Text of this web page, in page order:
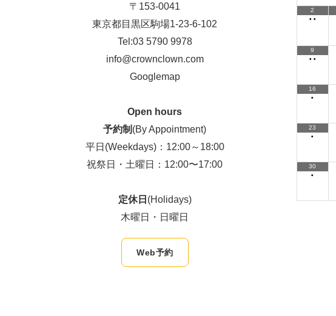
〒153-0041
東京都目黒区駒場1-23-6-102
Tel:03 5790 9978
info@crownclown.com
Googlemap
Open hours
予約制 (By Appointment)
平日(Weekdays)：12:00～18:00
祝祭日・土曜日：12:00〜17:00
定休日 (Holidays)
木曜日・日曜日
Web予約
2
• •
9
• •
16
•
23
•
30
•